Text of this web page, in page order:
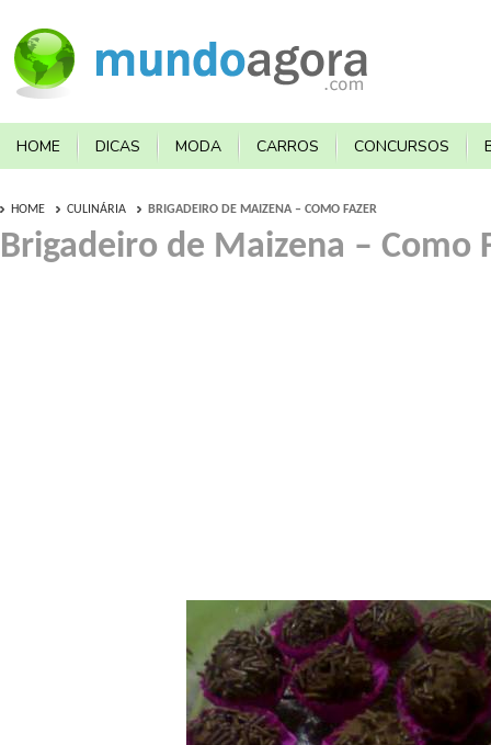
HOME DICAS MODA CARROS CONCURSOS
HOME CULINÁRIA BRIGADEIRO DE MAIZENA – COMO FAZER
Brigadeiro de Maizena – Como